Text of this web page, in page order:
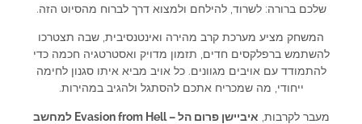
שלכם ברורה: לשרוד, להילחם ולמצוא דרך לברוח מהסיוט הזה.
המשחק מציע מערכת קרב מהירה ואינטנסיבית, שבה תצטרכו
להשתמש ברפלקסים חדים, תזמון מדויק ואסטרטגיה חכמה כדי
להתמודד עם אויבים מגוונים. כל אויב מביא איתו סגנון לחימה
ייחודי, מה שמכריח אתכם להסתגל ולהגיב במהירות.
מעבר לקרבות, איביישן פרום הל – Evasion from Hell למחשב